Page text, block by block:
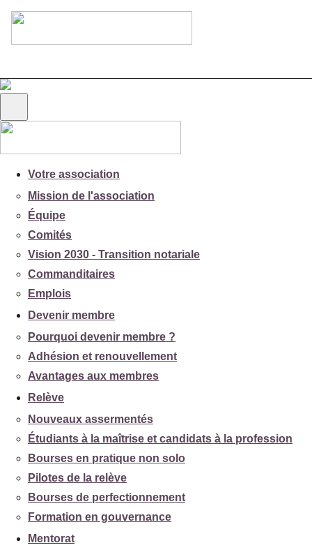
Votre association
Mission de l'association
Équipe
Comités
Vision 2030 - Transition notariale
Commanditaires
Emplois
Devenir membre
Pourquoi devenir membre ?
Adhésion et renouvellement
Avantages aux membres
Relève
Nouveaux assermentés
Étudiants à la maîtrise et candidats à la profession
Bourses en pratique non solo
Pilotes de la relève
Bourses de perfectionnement
Formation en gouvernance
Mentorat